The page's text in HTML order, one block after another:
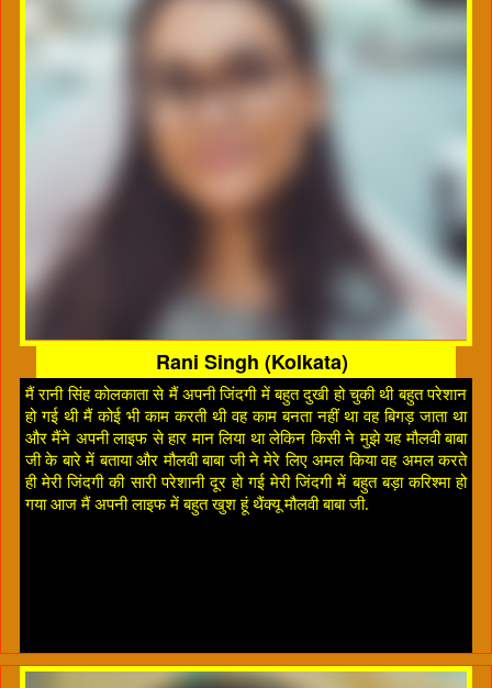
Rani Singh (Kolkata)
मैं रानी सिंह कोलकाता से मैं अपनी जिंदगी में बहुत दुखी हो चुकी थी बहुत परेशान
हो गई थी मैं कोई भी काम करती थी वह काम बनता नहीं था वह बिगड़ जाता था
और मैंने अपनी लाइफ से हार मान लिया था लेकिन किसी ने मुझे यह मौलवी बाबा
जी के बारे में बताया और मौलवी बाबा जी ने मेरे लिए अमल किया वह अमल करते
ही मेरी जिंदगी की सारी परेशानी दूर हो गई मेरी जिंदगी में बहुत बड़ा करिश्मा हो
गया आज मैं अपनी लाइफ में बहुत खुश हूं थैंक्यू मौलवी बाबा जी.